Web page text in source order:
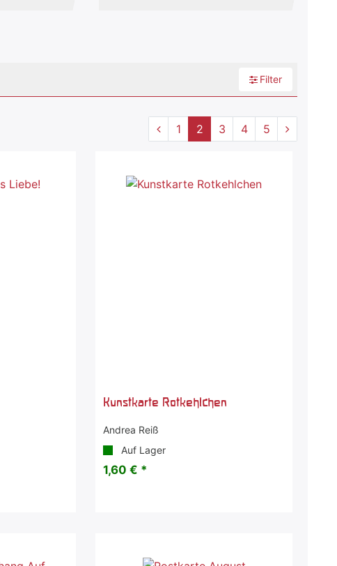
Filter
1 2 3 4 5
Kunstkarte Rotkehlchen
Andrea Reiß
Auf Lager
1,60 € *